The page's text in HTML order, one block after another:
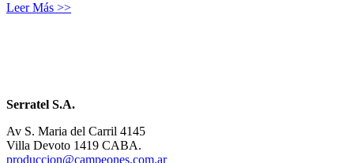
Leer Más >>
Serratel S.A.
Av S. Maria del Carril 4145
Villa Devoto 1419 CABA.
produccion@campeones.com.ar